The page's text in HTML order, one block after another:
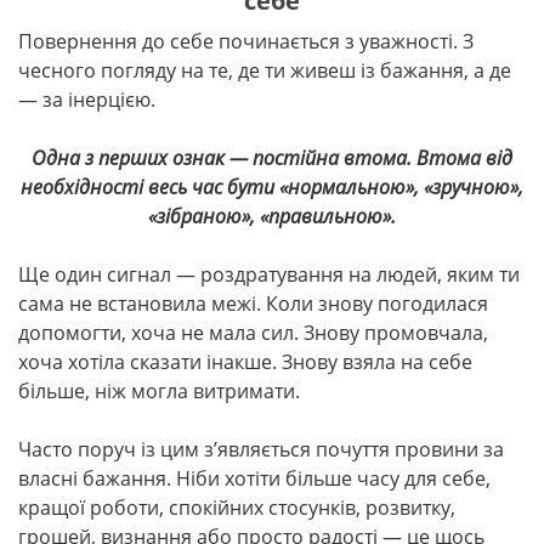
Повернення до себе починається з уважності. З
чесного погляду на те, де ти живеш із бажання, а де
— за інерцією.
Одна з перших ознак — постійна втома. Втома від
необхідності весь час бути «нормальною», «зручною»,
«зібраною», «правильною».
Ще один сигнал — роздратування на людей, яким ти
сама не встановила межі. Коли знову погодилася
допомогти, хоча не мала сил. Знову промовчала,
хоча хотіла сказати інакше. Знову взяла на себе
більше, ніж могла витримати.
Часто поруч із цим з’являється почуття провини за
власні бажання. Ніби хотіти більше часу для себе,
кращої роботи, спокійних стосунків, розвитку,
грошей, визнання або просто радості — це щось